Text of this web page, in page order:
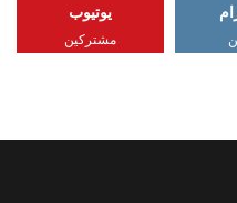
يوتيوب
مشتركين